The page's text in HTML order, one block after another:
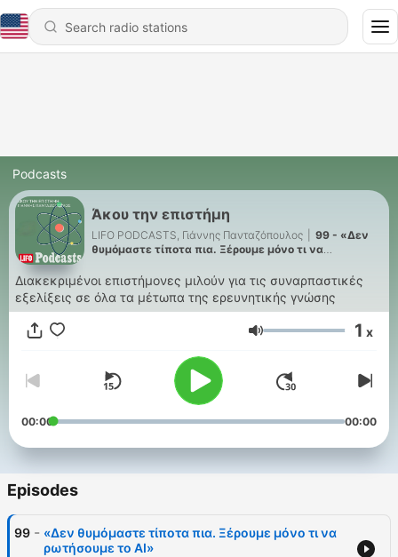
Podcasts
Άκου την επιστήμη
LIFO PODCASTS, Γιάννης Πανταζόπουλος
99 - «Δεν
θυμόμαστε τίποτα πια. Ξέρουμε μόνο τι να
Διακεκριμένοι επιστήμονες μιλούν για τις συναρπαστικές
εξελίξεις σε όλα τα μέτωπα της ερευνητικής γνώσης
Volume 1 x
00:00 00:00
Episodes
99 - «Δεν θυμόμαστε τίποτα πια. Ξέρουμε μόνο τι να
ρωτήσουμε το ΑΙ»